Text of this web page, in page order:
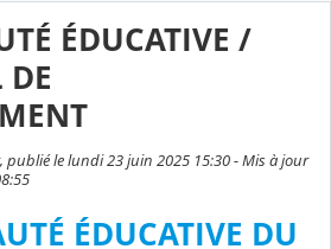
ÉDUCATIVE /
DE
publié le lundi 23 juin 2025 15:30 - Mis à jour
ÉDUCATIVE DU